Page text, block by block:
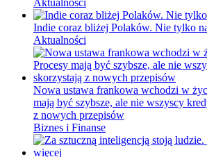
Aktualności
Indie coraz bliżej Polaków. Nie tylko
Aktualności
Nowa ustawa frankowa wchodzi w
mają być szybsze, ale nie wszyscy
z nowych przepisów
Biznes i Finanse